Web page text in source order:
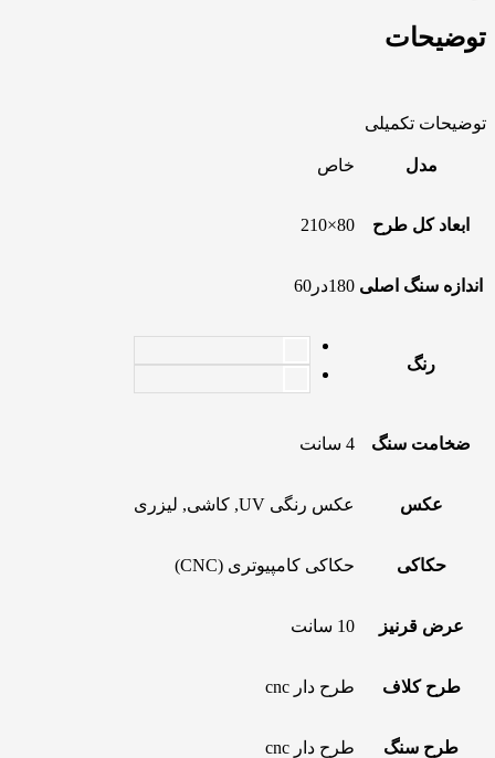
توضیحات
توضیحات تکمیلی
مدل خاص
ابعاد کل طرح 80×210
اندازه سنگ اصلی 180در60
رنگ
ضخامت سنگ 4 سانت
عکس عکس رنگی UV, کاشی, لیزری
حکاکی حکاکی کامپیوتری (CNC)
عرض قرنیز 10 سانت
طرح کلاف طرح دار cnc
طرح سنگ طرح دار cnc